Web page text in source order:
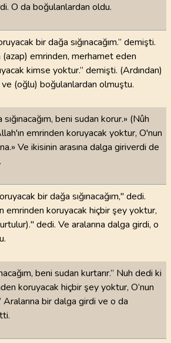
O da boğulanlardan oldu.
bir dağa sığınacağım.” demişti.
(azap) emrinden, merhamet eden
kimse yoktur.” demişti. (Ardından)
ve (oğlu) boğulanlardan olmuştu.
beni sudan korur.» (Nûh
emrinden koruyacak yoktur, O'nun
Ve ikisinin arasına dalga giriverdi de
bir dağa sığınacağım," dedi.
emrinden koruyacak hiçbir şey yoktur,
dedi. Ve aralarına dalga girdi, o
beni sudan kurtarır.” Nuh dedi ki
koruyacak hiçbir şey yoktur, O’nun
bir dalga girdi ve o da